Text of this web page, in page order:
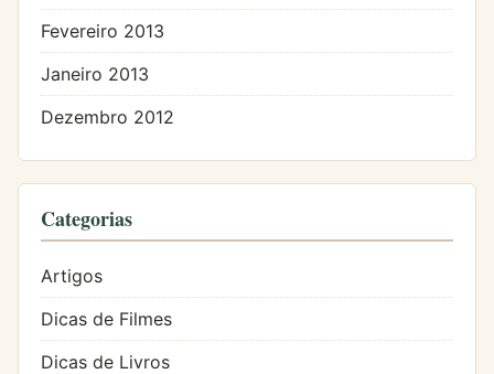
Fevereiro 2013
Janeiro 2013
Dezembro 2012
Categorias
Artigos
Dicas de Filmes
Dicas de Livros